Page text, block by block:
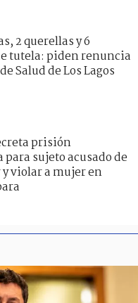
2 querellas y 6
tutela: piden renuncia
Salud de Los Lagos
prisión
sujeto acusado de
violar a mujer en